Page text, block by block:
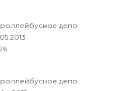
депо
депо